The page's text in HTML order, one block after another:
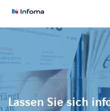
Lassen Sie sich